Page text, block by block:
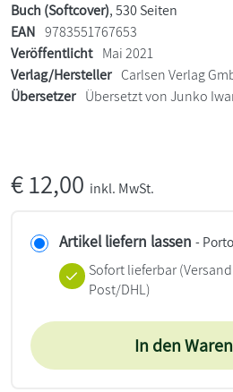
Buch (Softcover), 530 Seiten
EAN 9783551767653
Veröffentlicht Mai 2021
Verlag/Hersteller Carlsen Verlag
Übersetzer Übersetzt von Junko
€12,00 inkl. MwSt.
Artikel liefern lassen -
Sofort lieferbar
Post/DHL)
In den